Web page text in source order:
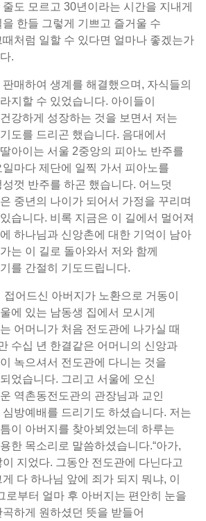
도 모르고 30년이라는 시간을 지내게
한들 그렇게 기쁘고 즐거울 수
처럼 일할 수 있다면 얼마나 좋겠는가
.
매하여 생계를 해결했으며, 자식들의
지할 수 있었습니다. 아이들이
강하게 성장하는 것을 보면서 저는
도를 드리곤 했습니다. 음대에서
아이는 서울 2중앙의 피아노 반주를
마다 제단에 일찍 가서 피아노를
껏 반주를 하곤 했습니다. 어느덧
중년의 나이가 되어서 가정을 꾸리며
습니다. 비록 지금은 이 길에서 멀어져
하나님과 신앙촌에 대한 기억이 남아
는 이 길로 돌아와서 저와 함께
를 간절히 기도드립니다.
어드신 아버지가 노환으로 거동이
에 있는 남동생 집에서 모시게
어머니가 처음 전도관에 나가실 때
수십 년 한결같은 어머니의 신앙과
녹으셔서 전도관에 다니는 것을
었습니다. 그리고 서울에 오신
역촌동전도관의 관장님과 교인
방예배를 드리기도 하셨습니다. 저는
이 아버지를 찾아뵈었는데 하루는
한 목소리로 말씀하셨습니다.“아가,
지었다. 그동안 전도관에 다닌다고
다 하나님 앞에 죄가 되지 뭐냐, 이
로부터 얼마 후 아버지는 편안히 눈을
하게 원하셨던 뜻을 받들어